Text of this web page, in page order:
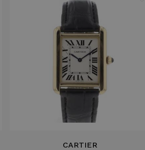
CARTIER